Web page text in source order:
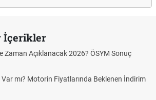
İçerikler
Zaman Açıklanacak 2026? ÖSYM Sonuç
mı? Motorin Fiyatlarında Beklenen İndirim